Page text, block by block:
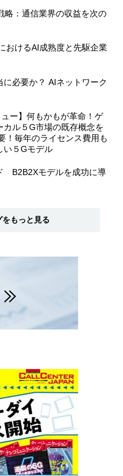
略：通信業界の収益を次の
おけるAI成熟度と先駆企業
必要か？ AIネットワーク
ー】何もかもが革命！ゲ
ル５G市場の既存概念を
！毎年のライセンス費用も
５Gモデル
B2B2Xモデルを成功に導
もっと見る